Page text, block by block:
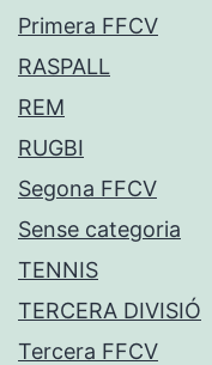
Primera FFCV
RASPALL
REM
RUGBI
Segona FFCV
Sense categoria
TENNIS
TERCERA DIVISIÓ
Tercera FFCV